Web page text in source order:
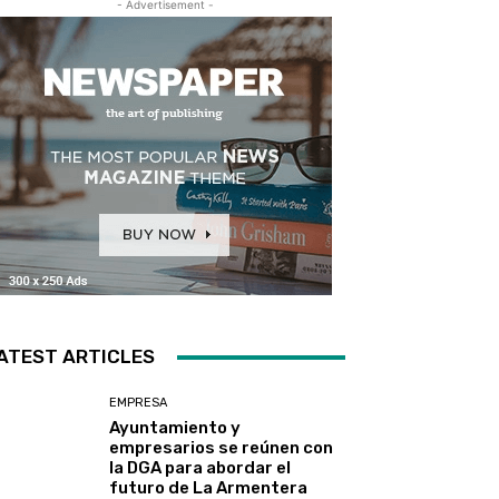
- Advertisement -
ARTICLES
EMPRESA
Ayuntamiento y
empresarios se reúnen con
la DGA para abordar el
futuro de La Armentera